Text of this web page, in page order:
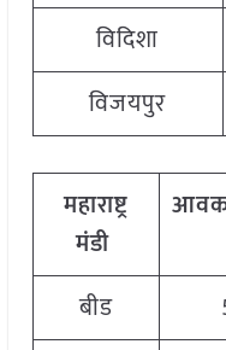
विदिशा
विजयपुर
महाराष्ट्र
मंडी
बीड